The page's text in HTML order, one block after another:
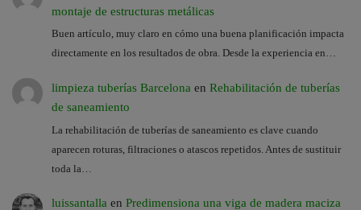
montaje de estructuras metálicas
Buen artículo, muy claro en cómo una buena planificación impacta
directamente en los resultados de obra. Desde la experiencia en…
limpieza tuberías Barcelona en Rehabilitación de tuberías
de saneamiento
La rehabilitación de tuberías de saneamiento es clave cuando
aparecen roturas, filtraciones o atascos repetidos. Antes de sustituir
toda la…
luissantalla en Predimensiona una viga de madera maciza